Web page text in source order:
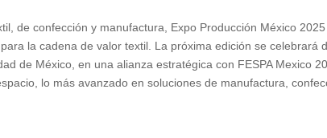
de confección y manufactura, Expo Producción México 2025
la cadena de valor textil. La próxima edición se celebrará
de México, en una alianza estratégica con FESPA Mexico
lo más avanzado en soluciones de manufactura,